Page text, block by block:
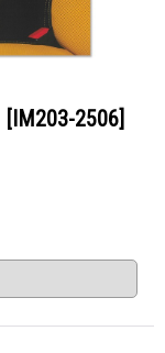
[IM203-2506]